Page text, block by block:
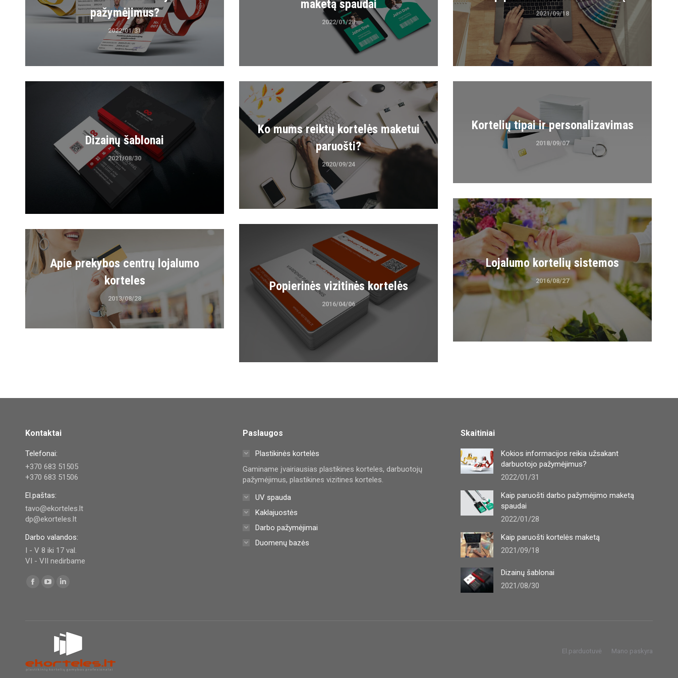
pažymėjimus?
2022/01/31
maketą spaudai
2022/01/28
2021/09/18
Dizainų šablonai
2021/08/30
Ko mums reiktų kortelės maketui
paruošti?
2020/09/24
Kortelių tipai ir personalizavimas
2018/09/07
Lojalumo kortelių sistemos
2016/08/27
Popierinės vizitinės kortelės
2016/04/06
Apie prekybos centrų lojalumo
korteles
2013/08/28
Kontaktai
Telefonai:
+370 683 51505
+370 683 51506
El.paštas:
tavo@ekorteles.lt
dp@ekorteles.lt
Darbo valandos:
I - V 8 iki 17 val.
VI - VII nedirbame
Find us on:
Facebook
window
YouTube
new
window
Linkedin
new
window
Paslaugos
Plastikinės kortelės
Gaminame įvairiausias plastikines korteles, darbuotojų
pažymėjimus, plastikines vizitines korteles.
UV spauda
Kaklajuostės
Darbo pažymėjimai
Duomenų bazės
Skaitiniai
Kokios informacijos reikia užsakant
darbuotojo pažymėjimus?
2022/01/31
Kaip paruošti darbo pažymėjimo maketą
spaudai
2022/01/28
Kaip paruošti kortelės maketą
2021/09/18
Dizainų šablonai
2021/08/30
El.parduotuvė Mano paskyra